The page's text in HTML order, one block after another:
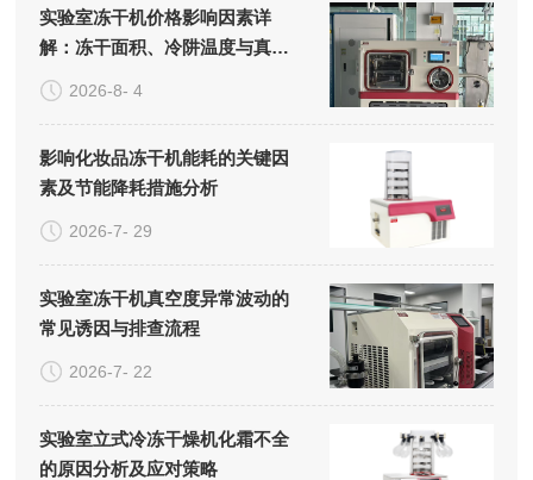
实验室冻干机价格影响因素详
解：冻干面积、冷阱温度与真空
系统的成本构成
2026-8- 4
影响化妆品冻干机能耗的关键因
素及节能降耗措施分析
2026-7- 29
实验室冻干机真空度异常波动的
常见诱因与排查流程
2026-7- 22
实验室立式冷冻干燥机化霜不全
的原因分析及应对策略